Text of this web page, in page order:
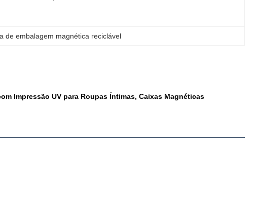
de embalagem magnética reciclável
Impressão UV para Roupas Íntimas, Caixas Magnéticas